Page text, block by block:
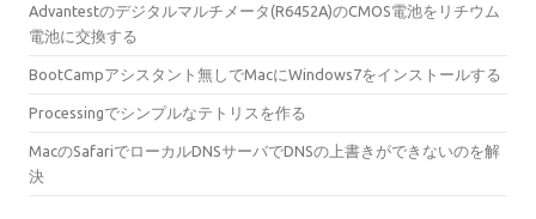
Advantestのデジタルマルチメータ(R6452A)のCMOS電池をリチウム
電池に交換する
BootCampアシスタント無しでMacにWindows7をインストールする
Processingでシンプルなテトリスを作る
MacのSafariでローカルDNSサーバでDNSの上書きができないのを解
決